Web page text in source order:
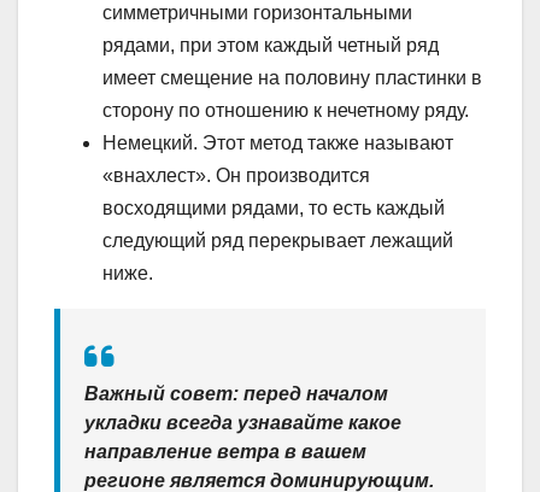
симметричными горизонтальными
рядами, при этом каждый четный ряд
имеет смещение на половину пластинки в
сторону по отношению к нечетному ряду.
Немецкий. Этот метод также называют
«внахлест». Он производится
восходящими рядами, то есть каждый
следующий ряд перекрывает лежащий
ниже.
Важный совет: перед началом
укладки всегда узнавайте какое
направление ветра в вашем
регионе является доминирующим.